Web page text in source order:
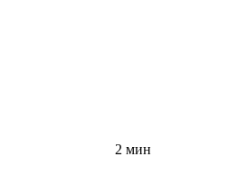
2 мин